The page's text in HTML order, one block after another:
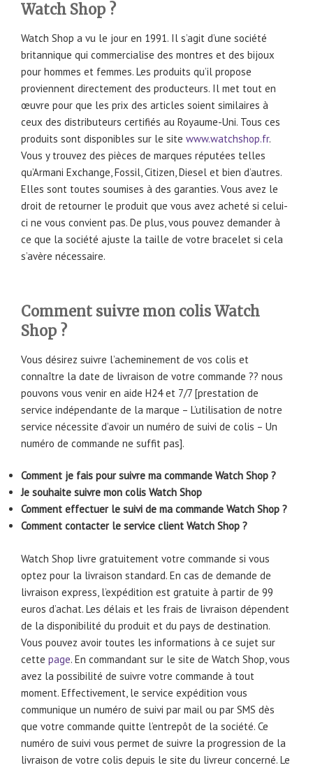
Watch Shop ?
Watch Shop a vu le jour en 1991. Il s’agit d’une société
britannique qui commercialise des montres et des bijoux
pour hommes et femmes. Les produits qu’il propose
proviennent directement des producteurs. Il met tout en
œuvre pour que les prix des articles soient similaires à
ceux des distributeurs certifiés au Royaume-Uni. Tous ces
produits sont disponibles sur le site www.watchshop.fr.
Vous y trouvez des pièces de marques réputées telles
qu’Armani Exchange, Fossil, Citizen, Diesel et bien d’autres.
Elles sont toutes soumises à des garanties. Vous avez le
droit de retourner le produit que vous avez acheté si celui-
ci ne vous convient pas. De plus, vous pouvez demander à
ce que la société ajuste la taille de votre bracelet si cela
s’avère nécessaire.
Comment suivre mon colis Watch
Shop ?
Vous désirez suivre l’acheminement de vos colis et
connaître la date de livraison de votre commande ?? nous
pouvons vous venir en aide H24 et 7/7 [prestation de
service indépendante de la marque – L’utilisation de notre
service nécessite d’avoir un numéro de suivi de colis – Un
numéro de commande ne suffit pas].
Comment je fais pour suivre ma commande Watch Shop ?
Je souhaite suivre mon colis Watch Shop
Comment effectuer le suivi de ma commande Watch Shop ?
Comment contacter le service client Watch Shop ?
Watch Shop livre gratuitement votre commande si vous
optez pour la livraison standard. En cas de demande de
livraison express, l’expédition est gratuite à partir de 99
euros d’achat. Les délais et les frais de livraison dépendent
de la disponibilité du produit et du pays de destination.
Vous pouvez avoir toutes les informations à ce sujet sur
cette page. En commandant sur le site de Watch Shop, vous
avez la possibilité de suivre votre commande à tout
moment. Effectivement, le service expédition vous
communique un numéro de suivi par mail ou par SMS dès
que votre commande quitte l’entrepôt de la société. Ce
numéro de suivi vous permet de suivre la progression de la
livraison de votre colis depuis le site du livreur concerné. Le